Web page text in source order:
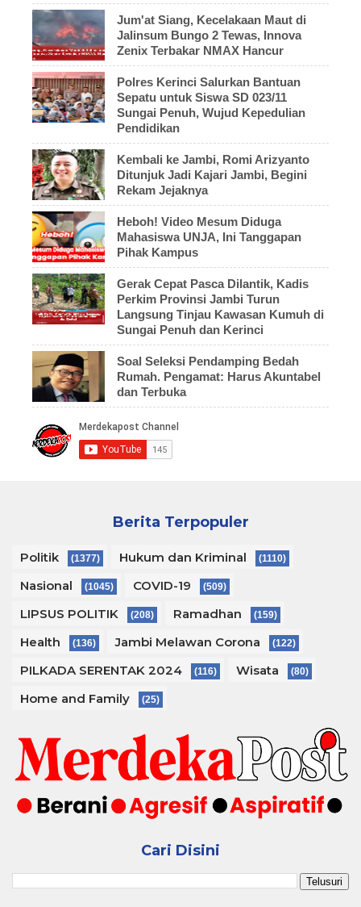
Jum'at Siang, Kecelakaan Maut di
Jalinsum Bungo 2 Tewas, Innova
Zenix Terbakar NMAX Hancur
Polres Kerinci Salurkan Bantuan
Sepatu untuk Siswa SD 023/11
Sungai Penuh, Wujud Kepedulian
Pendidikan
Kembali ke Jambi, Romi Arizyanto
Ditunjuk Jadi Kajari Jambi, Begini
Rekam Jejaknya
Heboh! Video Mesum Diduga
Mahasiswa UNJA, Ini Tanggapan
Pihak Kampus
Gerak Cepat Pasca Dilantik, Kadis
Perkim Provinsi Jambi Turun
Langsung Tinjau Kawasan Kumuh di
Sungai Penuh dan Kerinci
Soal Seleksi Pendamping Bedah
Rumah. Pengamat: Harus Akuntabel
dan Terbuka
Berita Terpopuler
Politik (1377) Hukum dan Kriminal (1110)
Nasional (1045) COVID-19 (509)
LIPSUS POLITIK (208) Ramadhan (159)
Health (136) Jambi Melawan Corona (122)
PILKADA SERENTAK 2024 (116) Wisata (80)
Home and Family (25)
Cari Disini